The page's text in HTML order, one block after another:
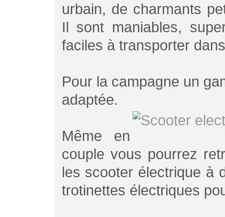
urbain, de charmants
Il sont maniables,
faciles à transporter
Pour la campagne un
adaptée.
Même en
couple vous pourrez
les scooter électrique à
trotinettes électriques